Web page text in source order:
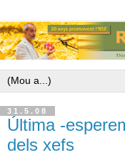
31.5.08
Última -
dels xefs